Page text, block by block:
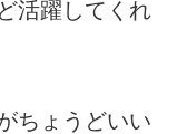
活躍してくれ
ちょうどいい